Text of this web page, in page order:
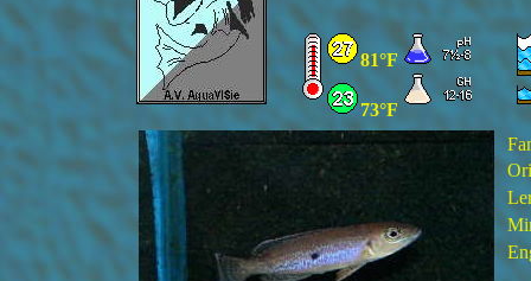
81°F
73°F